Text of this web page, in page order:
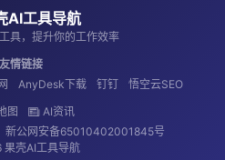
AI工具导航
具，提升你的工作效率
友情链接
AnyDesk下载 钉钉
悟空云SEO
图
AI资讯
新公网安备65010402001845号
壳AI工具导航